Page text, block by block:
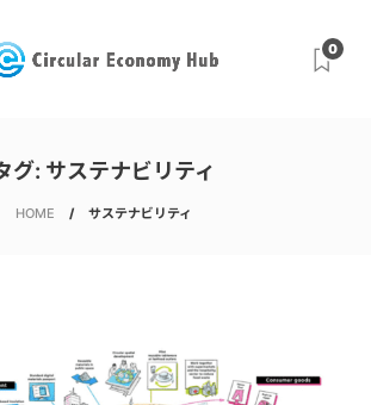
0
グ: サステナビリティ
HOME サステナビリティ